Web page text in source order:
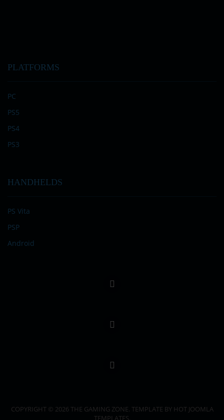
PLATFORMS
PC
PS5
PS4
PS3
HANDHELDS
PS Vita
PSP
Android
COPYRIGHT © 2026 THE GAMING ZONE. TEMPLATE BY HOT JOOMLA
TEMPLATES.